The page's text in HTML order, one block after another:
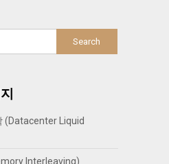
(Datacenter Liquid
Interleaving)